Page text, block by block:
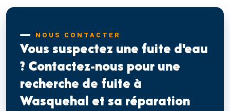
NOUS CONTACTER
Vous suspectez une fuite d'eau
? Contactez-nous pour une
recherche de fuite à
Wasquehal et sa réparation